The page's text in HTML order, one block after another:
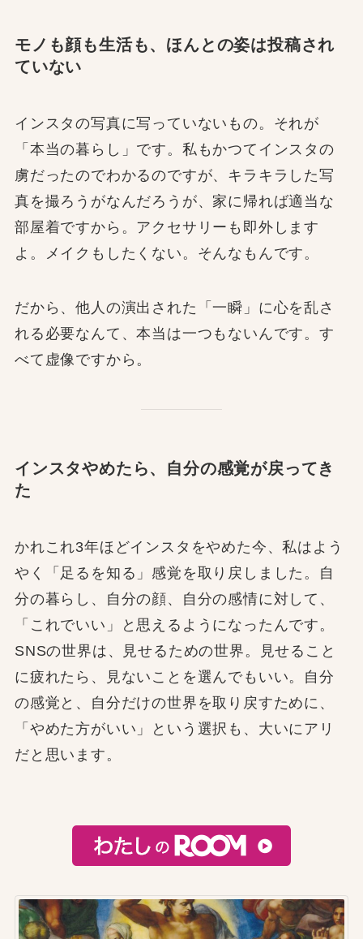
モノも顔も生活も、ほんとの姿は投稿され
ていない
インスタの写真に写っていないもの。それが
「本当の暮らし」です。私もかつてインスタの
虜だったのでわかるのですが、キラキラした写
真を撮ろうがなんだろうが、家に帰れば適当な
部屋着ですから。アクセサリーも即外します
よ。メイクもしたくない。そんなもんです。
だから、他人の演出された「一瞬」に心を乱さ
れる必要なんて、本当は一つもないんです。す
べて虚像ですから。
インスタやめたら、自分の感覚が戻ってき
た
かれこれ3年ほどインスタをやめた今、私はよう
やく「足るを知る」感覚を取り戻しました。自
分の暮らし、自分の顔、自分の感情に対して、
「これでいい」と思えるようになったんです。
SNSの世界は、見せるための世界。見せること
に疲れたら、見ないことを選んでもいい。自分
の感覚と、自分だけの世界を取り戻すために、
「やめた方がいい」という選択も、大いにアリ
だと思います。